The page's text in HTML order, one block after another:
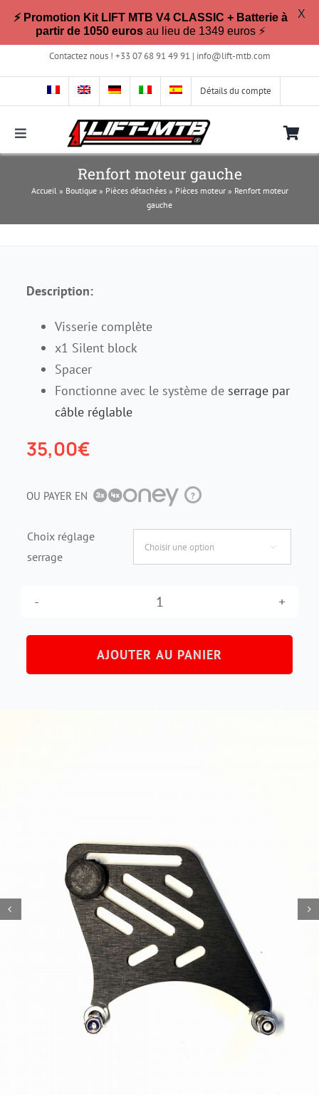
au
Contactez nous ! +33 07 68 91 49 91 | info@lift-mtb.com
Détails du compte
Toggle
Navigation
Compatible avec mon vélo ?
Renfort moteur gauche
Accueil» Boutique» Pièces détachées» Pièces moteur» Renfort moteur
gauche
Description:
Visserie complète
x1 Silent block
Spacer
Fonctionne avec le système de serrage par
câble réglable
35,00€
OU PAYER EN ?
Choix réglage
serrage

quantité
de
Renfort
AJOUTER AU PANIER
⚡ Promotion Kit LIFT MTB V4 CLASSIC + Batterie à
partir de 1050 euros au lieu de 1349 euros ⚡
X